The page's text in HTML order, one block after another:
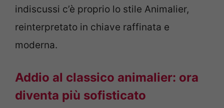
indiscussi c’è proprio lo stile Animalier,
reinterpretato in chiave raffinata e
moderna.
Addio al classico animalier: ora
diventa più sofisticato